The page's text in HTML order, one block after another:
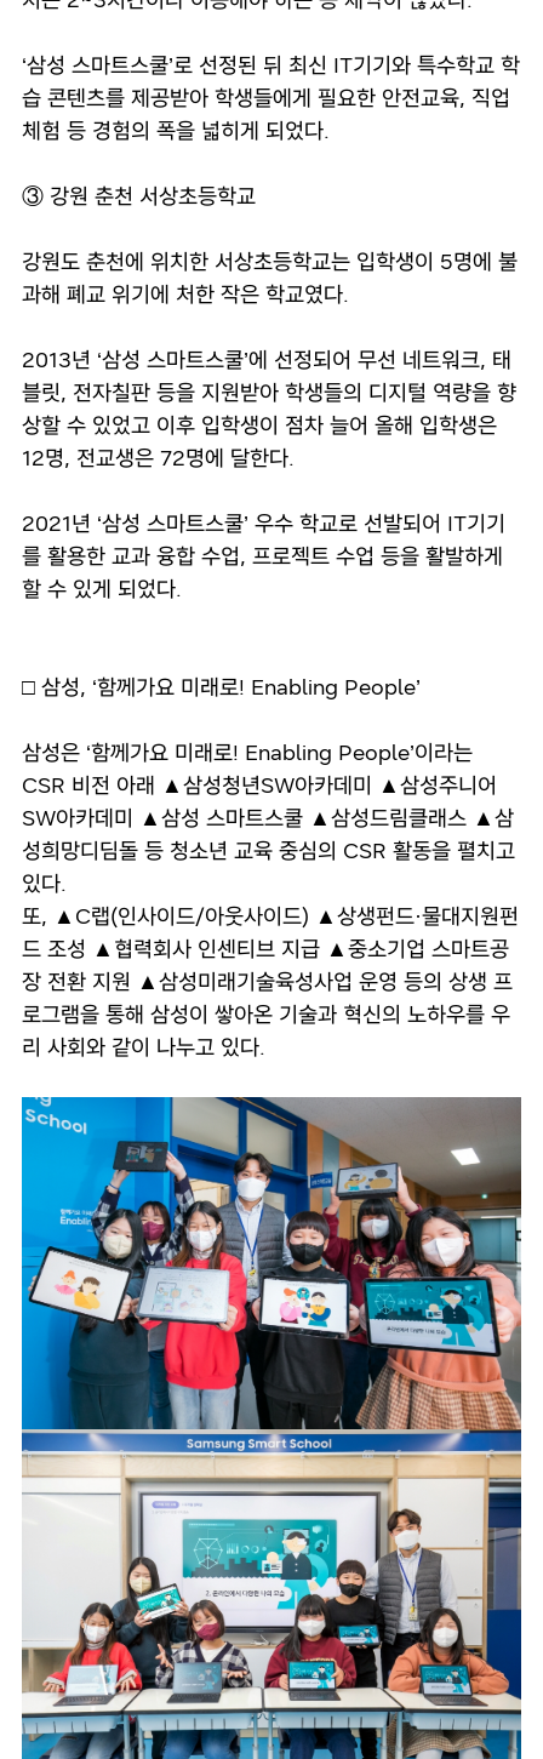
‘삼성 스마트스쿨’로 선정된 뒤 최신 IT기기와 특수학교 학
습 콘텐츠를 제공받아 학생들에게 필요한 안전교육, 직업
체험 등 경험의 폭을 넓히게 되었다.
③ 강원 춘천 서상초등학교
강원도 춘천에 위치한 서상초등학교는 입학생이 5명에 불
과해 폐교 위기에 처한 작은 학교였다.
2013년 ‘삼성 스마트스쿨’에 선정되어 무선 네트워크, 태
블릿, 전자칠판 등을 지원받아 학생들의 디지털 역량을 향
상할 수 있었고 이후 입학생이 점차 늘어 올해 입학생은
12명, 전교생은 72명에 달한다.
2021년 ‘삼성 스마트스쿨’ 우수 학교로 선발되어 IT기기
를 활용한 교과 융합 수업, 프로젝트 수업 등을 활발하게
할 수 있게 되었다.
□ 삼성, ‘함께가요 미래로! Enabling People’
삼성은 ‘함께가요 미래로! Enabling People’이라는
CSR 비전 아래 ▲삼성청년SW아카데미 ▲삼성주니어
SW아카데미 ▲삼성 스마트스쿨 ▲삼성드림클래스 ▲삼
성희망디딤돌 등 청소년 교육 중심의 CSR 활동을 펼치고
있다.
또, ▲C랩(인사이드/아웃사이드) ▲상생펀드·물대지원펀
드 조성 ▲협력회사 인센티브 지급 ▲중소기업 스마트공
장 전환 지원 ▲삼성미래기술육성사업 운영 등의 상생 프
로그램을 통해 삼성이 쌓아온 기술과 혁신의 노하우를 우
리 사회와 같이 나누고 있다.